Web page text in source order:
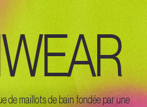
de maillots de bain fondée par une